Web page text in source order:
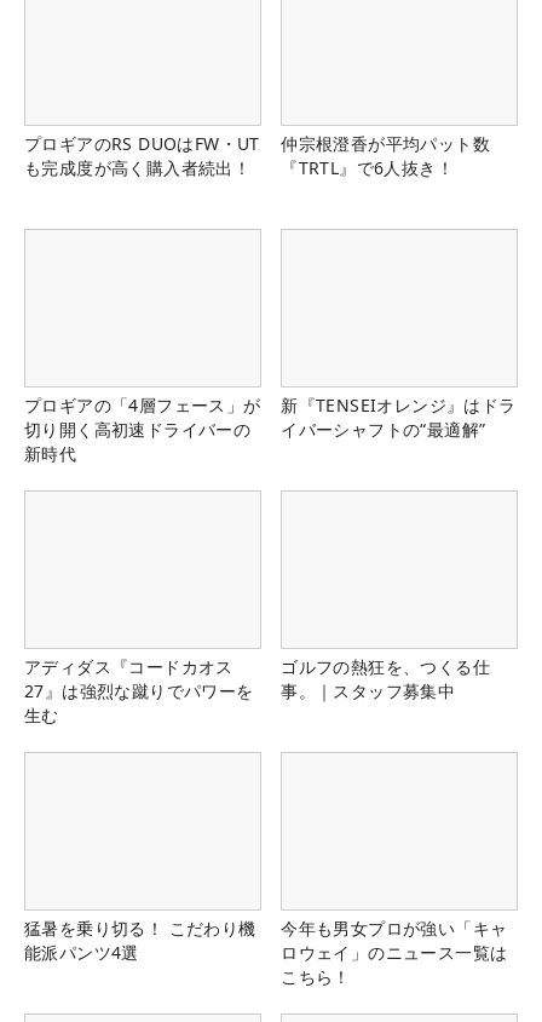
プロギアのRS DUOはFW・UT
も完成度が高く購入者続出！
仲宗根澄香が平均パット数
『TRTL』で6人抜き！
プロギアの「4層フェース」が
切り開く高初速ドライバーの
新時代
新『TENSEIオレンジ』はドラ
イバーシャフトの“最適解”
アディダス『コードカオス
27』は強烈な蹴りでパワーを
生む
ゴルフの熱狂を、つくる仕
事。｜スタッフ募集中
猛暑を乗り切る！ こだわり機
能派パンツ4選
今年も男女プロが強い「キャ
ロウェイ」のニュース一覧は
こちら！